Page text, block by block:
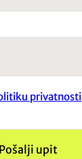
privatnosti
Pošalji upit